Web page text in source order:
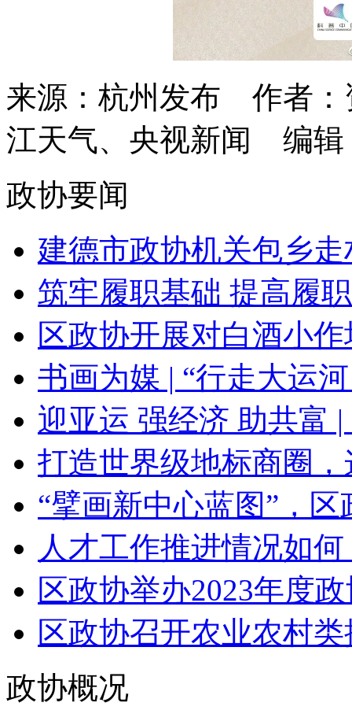
来源：杭州发布 作者
江天气、央视新闻 编辑
政协要闻
建德市政协机关包乡
筑牢履职基础 提高履
区政协开展对白酒小
书画为媒 | “行走大运
迎亚运 强经济 助共富
打造世界级地标商圈
“擘画新中心蓝图”，区
人才工作推进情况如
区政协举办2023年度
区政协召开农业农村
政协概况